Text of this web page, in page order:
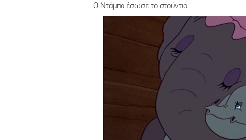
Ο Ντάμπο έσωσε το στούντιο.